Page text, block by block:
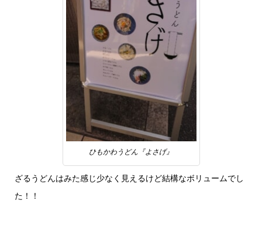
ひもかわうどん『よさげ』
ざるうどんはみた感じ少なく見えるけど結構なボリュームでし
た！！